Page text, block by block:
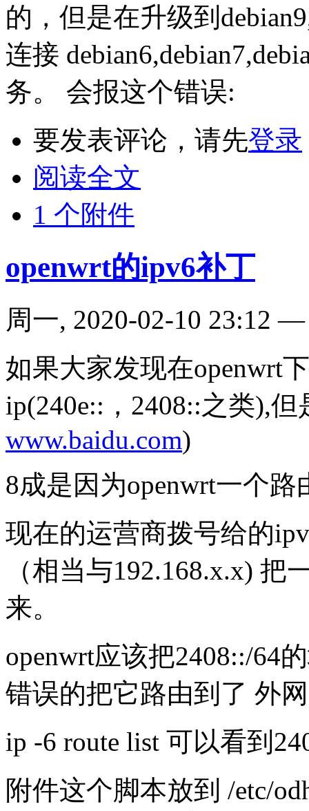
的，但是在升级到
连接
务。 会报这个错误:
要发表评论，请先登录
阅读全文
1 个附件
openwrt的ipv6补丁
周一, 2020-02-10 23:12
如果大家发现在openwrt
ip(240e::，2408::之类),
www.baidu.com)
8成是因为openwrt一个路
现在的运营商拨号给的
（相当与192.168.x.x)
来。
openwrt应该把2408::/64
错误的把它路由到了 外
ip -6 route list 可以看到
附件这个脚本放到 /etc/